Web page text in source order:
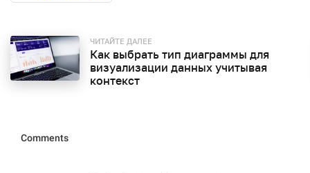
ЧИТАЙТЕ ДАЛЕЕ
Как выбрать тип диаграммы для
визуализации данных учитывая
контекст